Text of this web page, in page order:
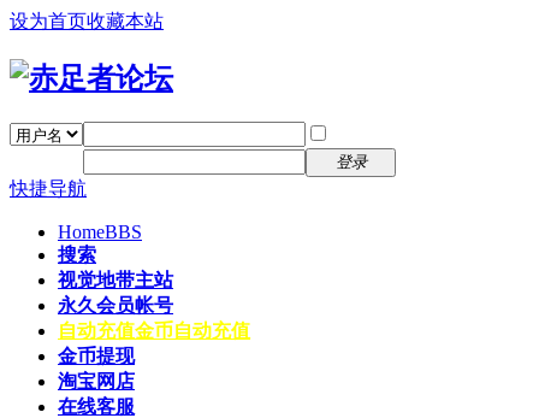
设为首页收藏本站
登录
快捷导航
HomeBBS
搜索
视觉地带主站
永久会员帐号
自动充值金币自动充值
金币提现
淘宝网店
在线客服